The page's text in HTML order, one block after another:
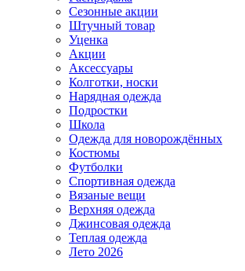
Сезонные акции
Штучный товар
Уценка
Акции
Аксессуары
Колготки, носки
Нарядная одежда
Подростки
Школа
Одежда для новорождённых
Костюмы
Футболки
Спортивная одежда
Вязаные вещи
Верхняя одежда
Джинсовая одежда
Теплая одежда
Лето 2026